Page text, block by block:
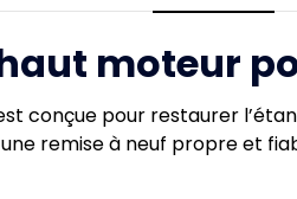
moteur
conçue pour restaurer
remise à neuf propre et